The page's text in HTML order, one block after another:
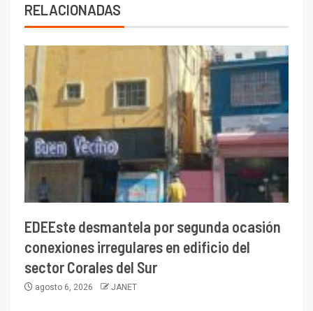
RELACIONADAS
EDEEste desmantela por segunda ocasión
conexiones irregulares en edificio del
sector Corales del Sur
agosto 6, 2026 JANET